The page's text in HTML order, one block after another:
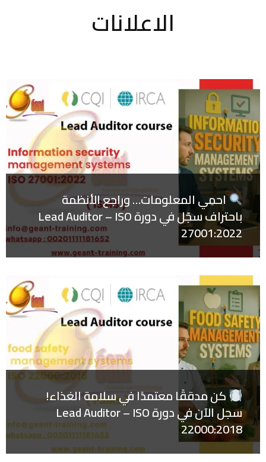
الاعلانات
احمِي المعلومات… وراجع الأنظمة
باحتراف سجّل في دورة Lead Auditor – ISO
27001:2022
كن مدققًا معتمدًا في سلامة الغذاء!
سجل الآن في دورة Lead Auditor – ISO
22000:2018